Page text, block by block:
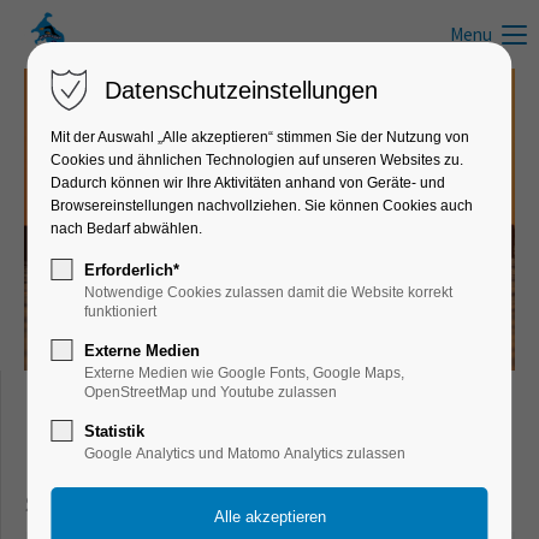
Menu
News zum Schwimmen, Wandern, Laufen, Radfahren und anderen
Freizeitaktivitäten
Infos, Tipps & Tricks
Freizeit- & Sportnews für Schwimmer,
Läufer, Wanderer, Radfahrer und aktive
Sportler
Datenschutzeinstellungen
Mit der Auswahl „Alle akzeptieren“ stimmen Sie der Nutzung von
Cookies und ähnlichen Technologien auf unseren Websites zu.
Dadurch können wir Ihre Aktivitäten anhand von Geräte- und
Browsereinstellungen nachvollziehen. Sie können Cookies auch
nach Bedarf abwählen.
Erforderlich*
Notwendige Cookies zulassen damit die Website korrekt
funktioniert
Externe Medien
Externe Medien wie Google Fonts, Google Maps,
OpenStreetMap und Youtube zulassen
Statistik
Google Analytics und Matomo Analytics zulassen